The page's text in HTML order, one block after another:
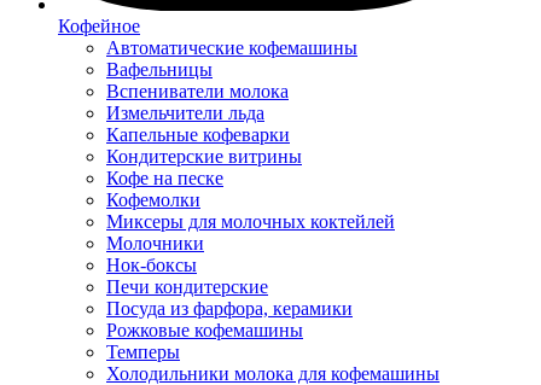
Кофейное
Автоматические кофемашины
Вафельницы
Вспениватели молока
Измельчители льда
Капельные кофеварки
Кондитерские витрины
Кофе на песке
Кофемолки
Миксеры для молочных коктейлей
Молочники
Нок-боксы
Печи кондитерские
Посуда из фарфора, керамики
Рожковые кофемашины
Темперы
Холодильники молока для кофемашины